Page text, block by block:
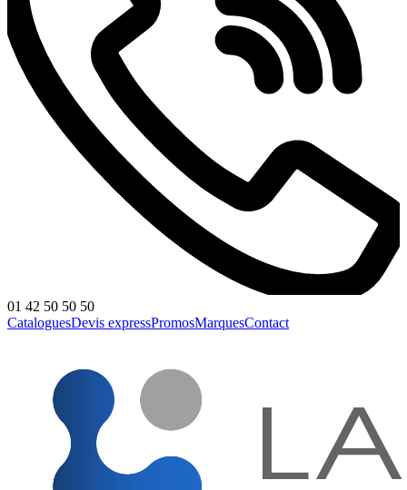
01 42 50 50 50
CataloguesDevis expressPromosMarquesContact